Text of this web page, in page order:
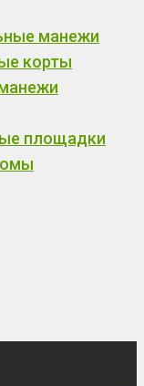
манежи
корты
площадки